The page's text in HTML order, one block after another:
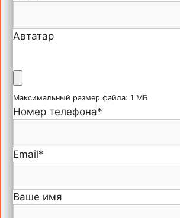
Автатар
Максимальный размер файла: 1 МБ
Номер телефона*
Email*
Ваше имя